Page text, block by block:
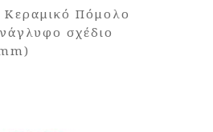
Κεραμικό Πόμολο
σχέδιο